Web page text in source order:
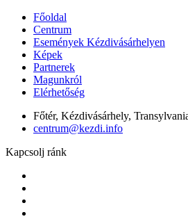
Főoldal
Centrum
Események Kézdivásárhelyen
Képek
Partnerek
Magunkról
Elérhetőség
Főtér, Kézdivásárhely,
centrum@kezdi.info
Kapcsolj ránk